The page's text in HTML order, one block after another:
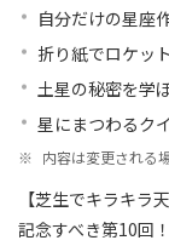
自分だけの星座
折り紙でロケッ
土星の秘密を学
星にまつわるク
※ 内容は変更される
【芝生でキラキラ
記念すべき第10回！